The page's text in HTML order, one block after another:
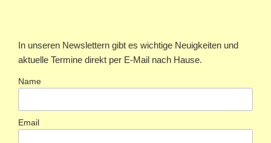
In unseren Newslettern gibt es wichtige Neuigkeiten und
aktuelle Termine direkt per E-Mail nach Hause.
Name
Email